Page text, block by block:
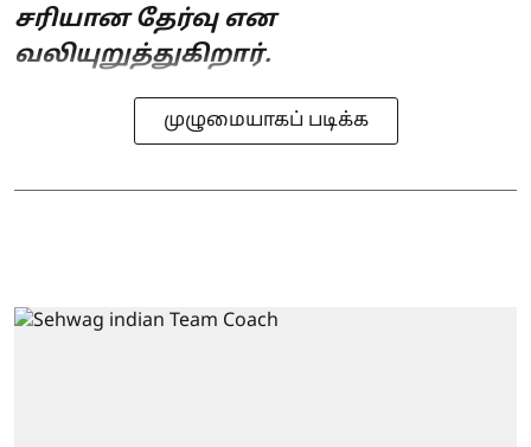
சரியான தேர்வு என
வலியுறுத்துகிறார்.
முழுமையாகப் படிக்க